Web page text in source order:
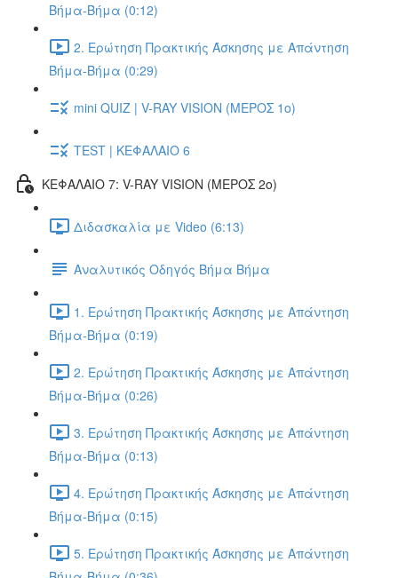
Βήμα-Βήμα (0:12)
2. Ερώτηση Πρακτικής Άσκησης με Απάντηση
Βήμα-Βήμα (0:29)
mini QUIZ | V-RAY VISION (ΜΕΡΟΣ 1ο)
TEST | ΚΕΦΑΛΑΙΟ 6
ΚΕΦΑΛΑΙΟ 7: V-RAY VISION (ΜΕΡΟΣ 2ο)
Διδασκαλία με Video (6:13)
Αναλυτικός Οδηγός Βήμα Βήμα
1. Ερώτηση Πρακτικής Άσκησης με Απάντηση
Βήμα-Βήμα (0:19)
2. Ερώτηση Πρακτικής Άσκησης με Απάντηση
Βήμα-Βήμα (0:26)
3. Ερώτηση Πρακτικής Άσκησης με Απάντηση
Βήμα-Βήμα (0:13)
4. Ερώτηση Πρακτικής Άσκησης με Απάντηση
Βήμα-Βήμα (0:15)
5. Ερώτηση Πρακτικής Άσκησης με Απάντηση